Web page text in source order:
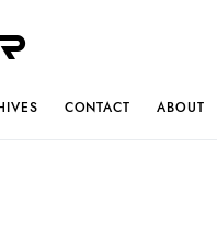
CONTACT ABOUT